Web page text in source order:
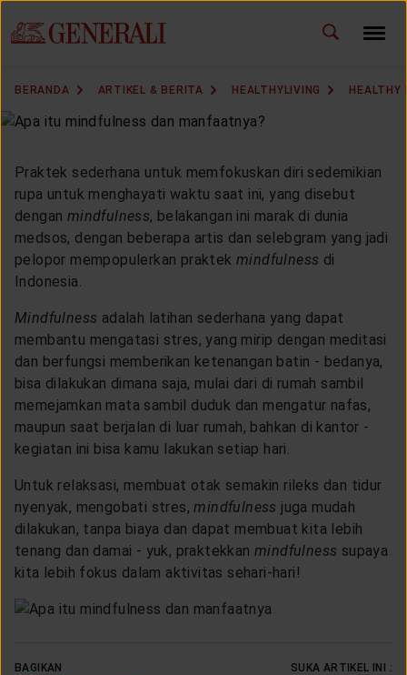
BERANDA ARTIKEL & BERITA HEALTHYLIVING HEALTHY
Praktek sederhana untuk memfokuskan diri sedemikian
rupa untuk menghayati waktu saat ini, yang disebut
dengan mindfulness, belakangan ini marak di dunia
medsos, dengan beberapa artis dan selebgram yang jadi
pelopor mempopulerkan praktek mindfulness di
Indonesia.
Mindfulness adalah latihan sederhana yang dapat
membantu mengatasi stres, yang mirip dengan meditasi
dan berfungsi memberikan ketenangan batin - bedanya,
bisa dilakukan dimana saja, mulai dari di rumah sambil
memejamkan mata sambil duduk dan mengatur nafas,
maupun saat berjalan di luar rumah, bahkan di kantor -
kegiatan ini bisa kamu lakukan setiap hari.
Untuk relaksasi, membuat otak semakin rileks dan tidur
nyenyak, mengobati stres,mindfulness juga mudah
dilakukan, tanpa biaya dan dapat membuat kita lebih
tenang dan damai - yuk, praktekkan mindfulness supaya
kita lebih fokus dalam aktivitas sehari-hari!
BAGIKAN SUKA ARTIKEL INI :
GANTI BAHASA ID EN
KANTOR PEMASARAN
TEMUKAN AGEN
SOLUSI KAMI
LAYANAN NASABAH
ARTIKEL DAN BERITA
TENTANG GENERALI
ACARA
KEAGENAN